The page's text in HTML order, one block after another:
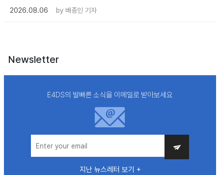
2026.08.06 by 배종인 기자
Newsletter
E4DS의 발빠른 소식을 이메일로 받아보세요
지난 뉴스레터 보기 +